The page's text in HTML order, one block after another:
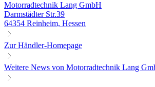
Motorradtechnik Lang GmbH
Darmstädter Str.39
64354 Reinheim, Hessen
Zur Händler-Homepage
Weitere News von Motorradtechnik Lang